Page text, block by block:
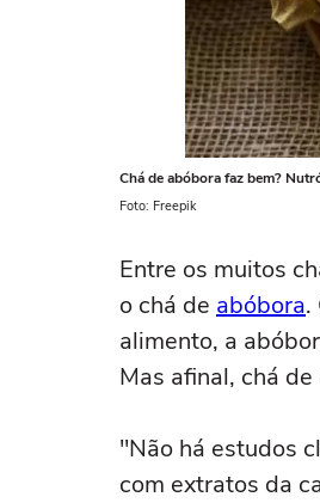
Chá de abóbora faz bem?
Foto: Freepik
Entre os muitos
o chá de abóbora.
alimento, a
Mas afinal, chá
"Não há estudos
com extratos da